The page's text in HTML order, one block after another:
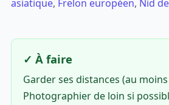
asiatique, Frelon européen, Nid
✓ À faire
Garder ses distances (au
Photographier de loin si